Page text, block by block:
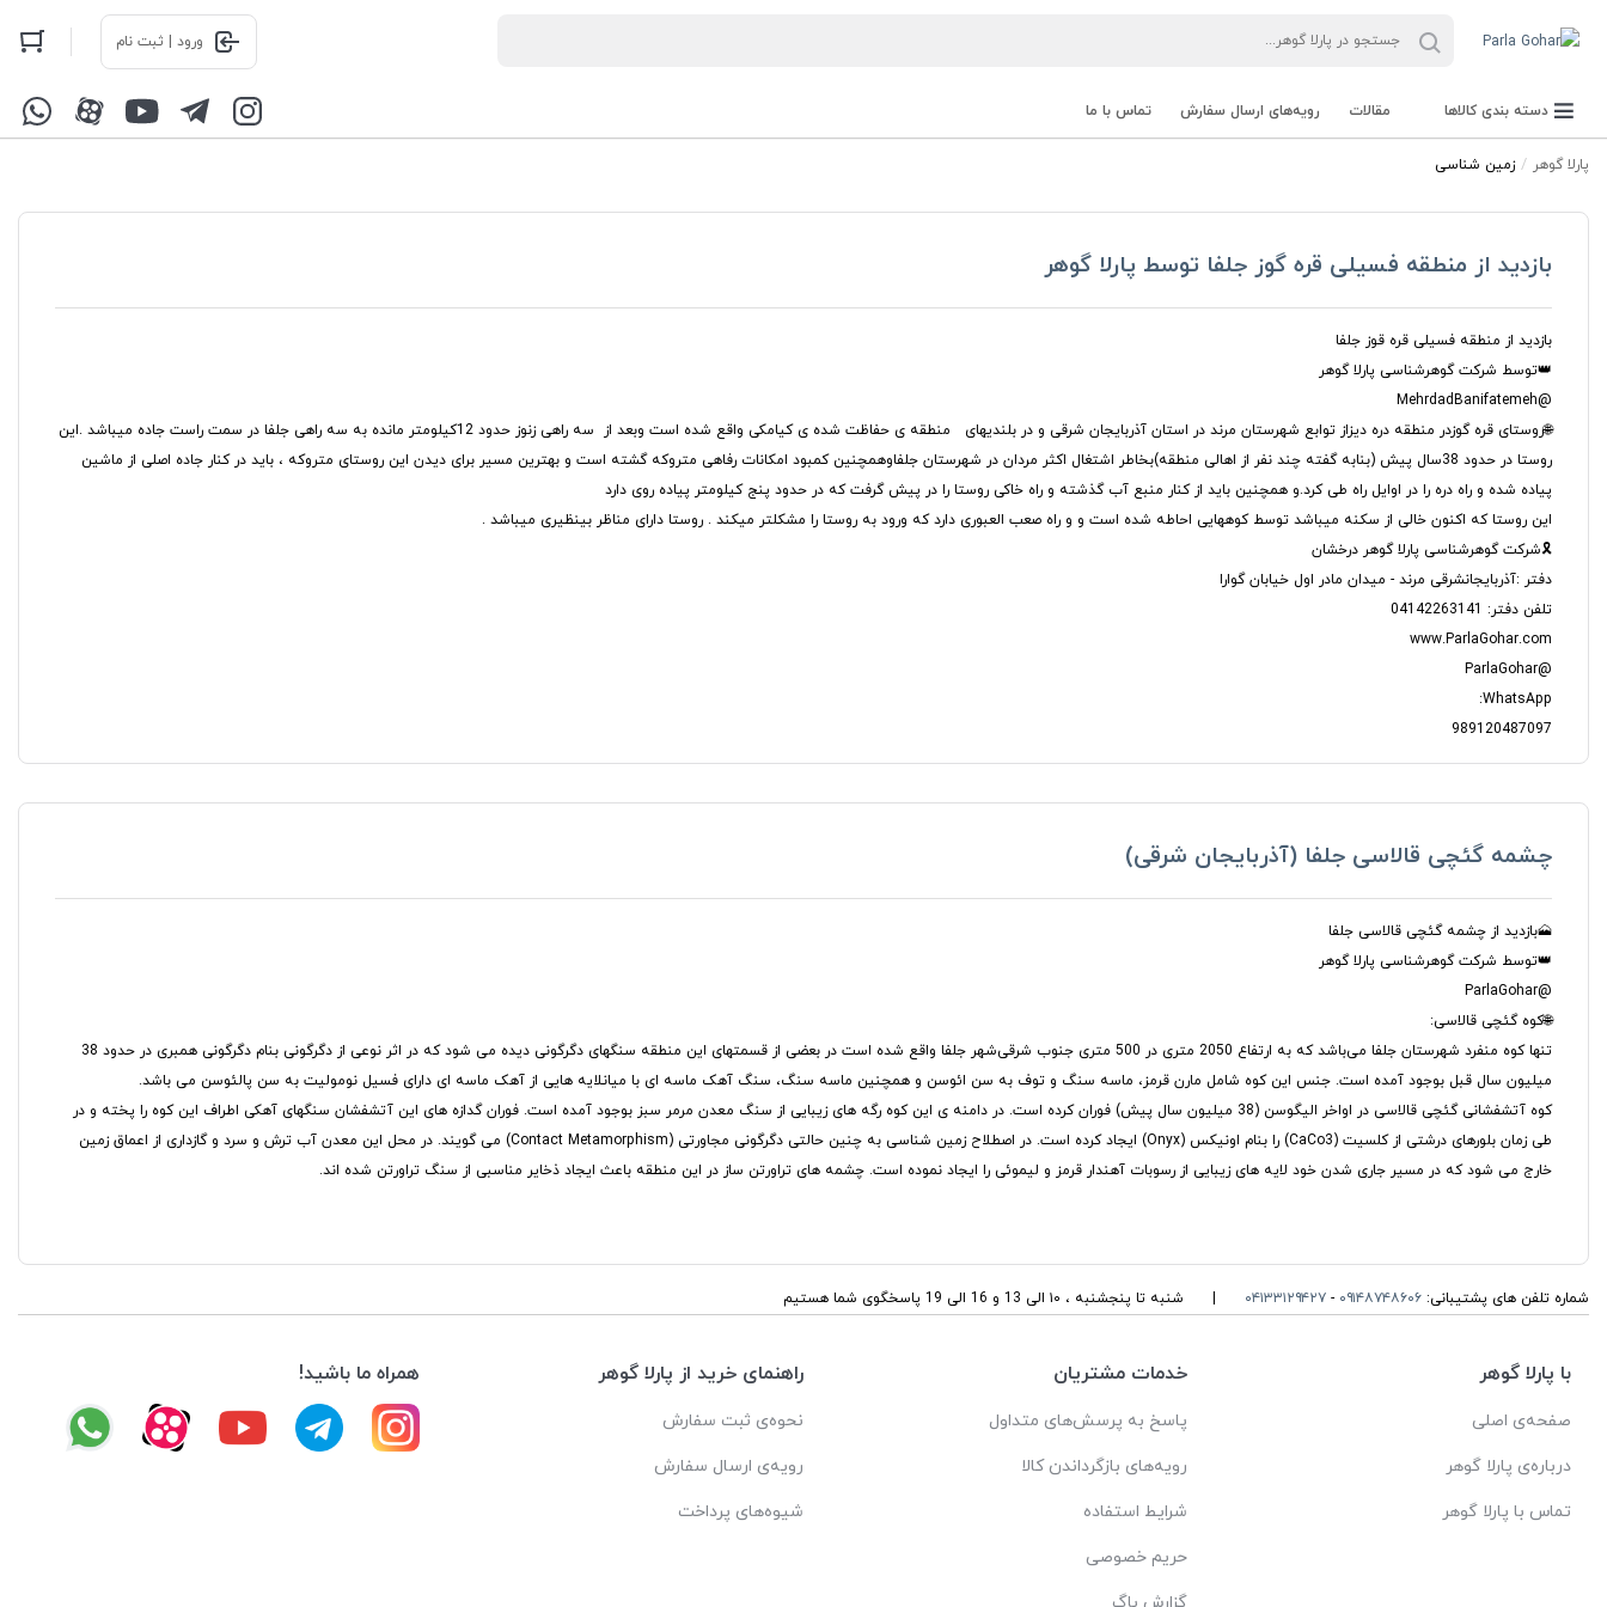
ورود | ثبت نام
دسته بندی کالاها مقالات رویه‌های ارسال سفارش تماس با ما
پارلا گوهر زمین شناسی
بازدید از منطقه فسیلی قره گوز جلفا توسط پارلا گوهر
بازدید از منطقه فسیلی قره قوز جلفا
👑توسط شرکت گوهرشناسی پارلا گوهر
@MehrdadBanifatemeh
🌐روستای قره گوزدر منطقه دره دیزاز توابع شهرستان مرند در استان آذربایجان شرقی و در بلندیهای منطقه ی حفاظت شده ی کیامکی واقع شده است وبعد از سه راهی زنوز حدود 12کیلومتر مانده به سه راهی جلفا در سمت راست جاده میباشد .این
روستا در حدود 38سال پیش (بنابه گفته چند نفر از اهالی منطقه)بخاطر اشتغال اکثر مردان در شهرستان جلفاوهمچنین کمبود امکانات رفاهی متروکه گشته است و بهترین مسیر برای دیدن این روستای متروکه ، باید در کنار جاده اصلی از ماشین
پیاده شده و راه دره را در اوایل راه طی کرد.و همچنین باید از کنار منبع آب گذشته و راه خاکی روستا را در پیش گرفت که در حدود پنج کیلومتر پیاده روی دارد
این روستا که اکنون خالی از سکنه میباشد توسط کوههایی احاطه شده است و و راه صعب العبوری دارد که ورود به روستا را مشکلتر میکند . روستا دارای مناظر بینظیری میباشد .
🎗️شرکت گوهرشناسی پارلا گوهر درخشان
دفتر :آذربایجانشرقی مرند - میدان مادر اول خیابان گوارا
تلفن دفتر: 04142263141
www.ParlaGohar.com
@ParlaGohar
WhatsApp:
989120487097
چشمه گئچی قالاسی جلفا (آذربایجان شرقی)
🗻بازدید از چشمه گئچی قالاسی جلفا
👑توسط شرکت گوهرشناسی پارلا گوهر
@ParlaGohar
🌐کوه گئچی قالاسی:
تنها کوه‌ منفرد شهرستان‌ جلفا می‌باشد که‌ به‌ ارتفاع‌ 2050 متری‌ در 500 متری‌ جنوب‌ شرقی‌شهر جلفا واقع‌ شده‌ است‌ در بعضی از قسمتهای این منطقه سنگهای دگرگونی دیده می شود که در اثر نوعی از دگرگونی بنام دگرگونی همبری در حدود 38
میلیون سال قبل بوجود آمده است. جنس این کوه شامل مارن قرمز، ماسه سنگ و توف به سن ائوسن و همچنین ماسه سنگ، سنگ آهک ماسه ای با میانلایه هایی از آهک ماسه ای دارای فسیل نومولیت به سن پالئوسن می باشد.
کوه آتشفشانی گئچی قالاسی در اواخر الیگوسن (38 میلیون سال پیش) فوران کرده است. در دامنه ی این کوه رگه های زیبایی از سنگ معدن مرمر سبز بوجود آمده است. فوران گدازه های این آتشفشان سنگهای آهکی اطراف این کوه را پخته و در
طی زمان بلورهای درشتی از کلسیت (CaCo3) را بنام اونیکس (Onyx) ایجاد کرده است. در اصطلاح زمین شناسی به چنین حالتی دگرگونی مجاورتی (Contact Metamorphism) می گویند. در محل این معدن آب ترش و سرد و گازداری از اعماق زمین
خارج می شود که در مسیر جاری شدن خود لایه های زیبایی از رسوبات آهندار قرمز و لیموئی را ایجاد نموده است. چشمه های تراورتن ساز در این منطقه باعث ایجاد ذخایر مناسبی از سنگ تراورتن شده اند.
شماره تلفن های پشتیبانی: ۰۹۱۴۸۷۴۸۶۰۶ - ۰۴۱۳۳۱۲۹۴۲۷ شنبه تا پنجشنبه ، ۱۰ الی 13 و 16 الی 19 پاسخگوی شما هستیم
با پارلا گوهر
صفحه‌ی اصلی
درباره‌ی پارلا گوهر
تماس با پارلا گوهر
خدمات مشتریان
پاسخ به پرسش‌های متداول
رویه‌های بازگرداندن کالا
شرایط استفاده
حریم خصوصی
راهنمای خرید از پارلا گوهر
نحوه‌ی ثبت سفارش
رویه‌ی ارسال سفارش
شیوه‌های پرداخت
همراه ما باشید!